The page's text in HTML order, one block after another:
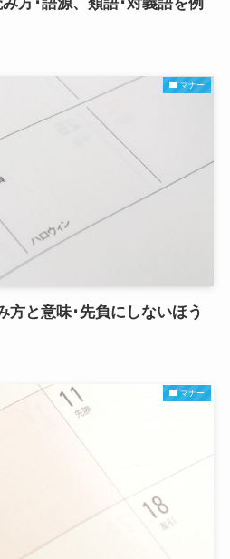
マナー
方と意味･先負にしないほう
マナー